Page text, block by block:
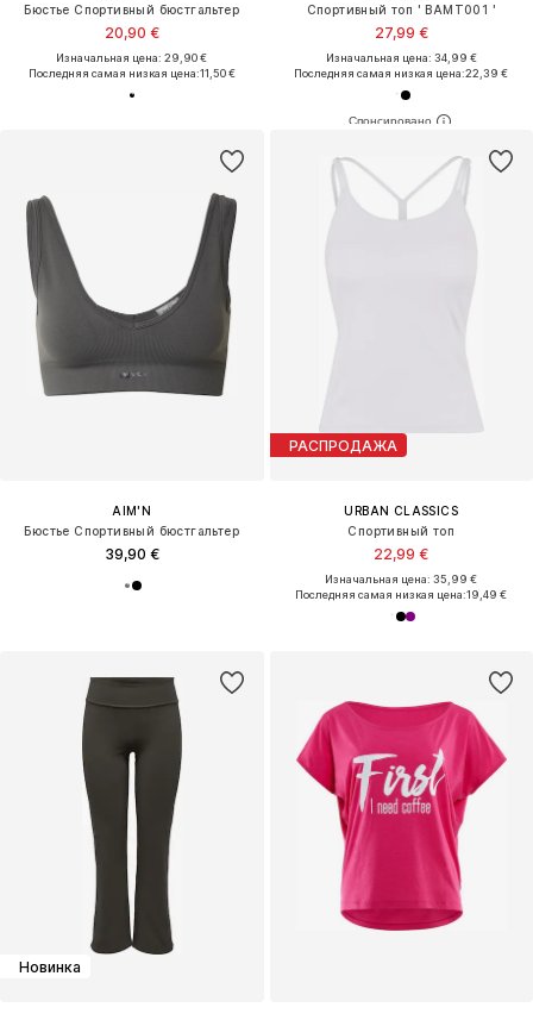
Бюстье Спортивный бюстгальтер
20,90 €
Изначальная цена: 29,90 €
Последняя самая низкая цена:11,50 €
Спортивный топ ' BAMT001 '
27,99 €
Изначальная цена: 34,99 €
Последняя самая низкая цена:22,39 €
AIM'N
Бюстье Спортивный бюстгальтер
39,90 €
РАСПРОДАЖА
URBAN CLASSICS
Спортивный топ
22,99 €
Изначальная цена: 35,99 €
Последняя самая низкая цена:19,49 €
Новинка